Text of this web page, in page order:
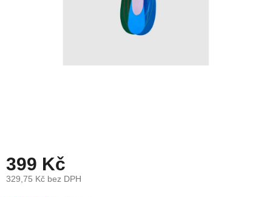
Přihlášení
399 Kč
329,75 Kč bez DPH